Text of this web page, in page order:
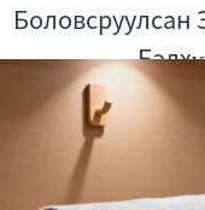
Боловсруулсан